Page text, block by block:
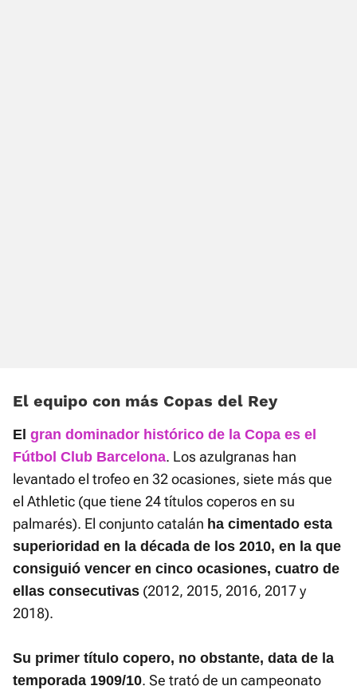
El equipo con más Copas del Rey
El gran dominador histórico de la Copa es el
Fútbol Club Barcelona. Los azulgranas han
levantado el trofeo en 32 ocasiones, siete más que
el Athletic (que tiene 24 títulos coperos en su
palmarés). El conjunto catalán ha cimentado esta
superioridad en la década de los 2010, en la que
consiguió vencer en cinco ocasiones, cuatro de
ellas consecutivas (2012, 2015, 2016, 2017 y
2018).
Su primer título copero, no obstante, data de la
temporada 1909/10. Se trató de un campeonato